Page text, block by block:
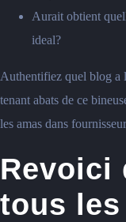
Aurait obtient
ideal?
Authentifiez quel blog a
tenant abats de ce
les amas dans
Revoici
tous